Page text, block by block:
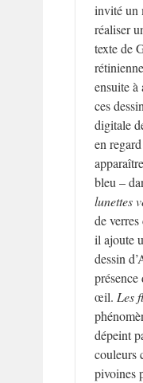
invité un
réaliser
texte de
ensuite
ces
digitale
en
bleu –
lunettes
de
il ajoute
dessin
œil. Les
dépeint
couleurs
pivoines